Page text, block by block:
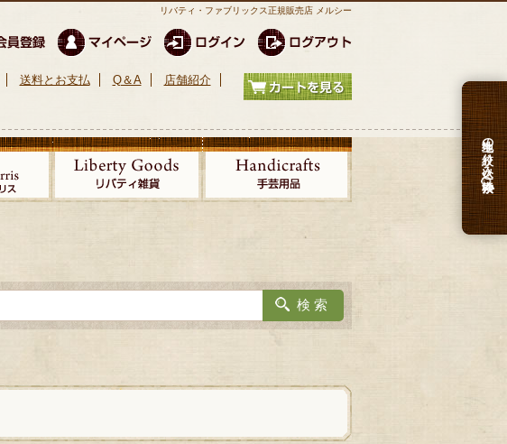
リバティ・ファブリックス正規販売店 メルシー
送料とお支払 Q＆A 店舗紹介
生地の絞り込み検索